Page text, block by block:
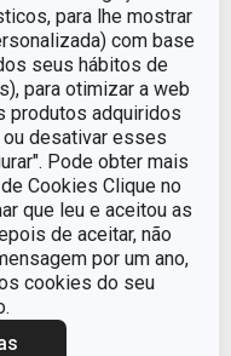
para lhe mostrar
com base
seus hábitos de
para otimizar a web
produtos adquiridos
desativar esses
Pode obter mais
Cookies Clique no
que leu e aceitou as
de aceitar, não
por um ano,
cookies do seu
utensílios de cozinha
PRESTO
plástico
funil